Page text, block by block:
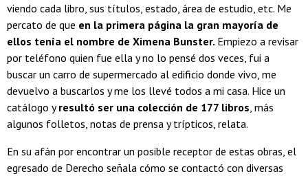
viendo cada libro, sus títulos, estado, área de estudio, etc. Me
percato de que en la primera página la gran mayoría de
ellos tenía el nombre de Ximena Bunster. Empiezo a revisar
por teléfono quien fue ella y no lo pensé dos veces, fui a
buscar un carro de supermercado al edificio donde vivo, me
devuelvo a buscarlos y me los llevé todos a mi casa. Hice un
catálogo yresultó ser una colección de 177 libros , más
algunos folletos, notas de prensa y trípticos, relata.
En su afán por encontrar un posible receptor de estas obras, el
egresado de Derecho señala cómo se contactó con diversas